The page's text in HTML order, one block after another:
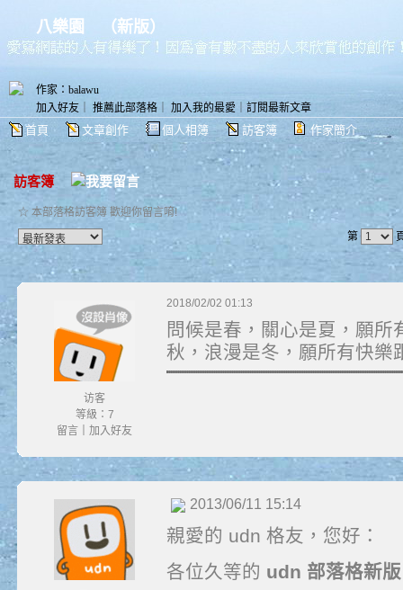
八樂園 （新版）
首頁 文章創作 個人相簿 訪客簿 作家簡介
加入好友 推薦此部落格 加入我的最愛 訂閱最新文章
作家：balawu
訪客簿
☆ 本部落格訪客簿 歡迎你留言唷!
第
访客
等級：7
留言
加入好友
2018/02/02 01:13
問候是春，關心是夏，願
秋，浪漫是冬，願所有快樂
2013/06/11 15:14
親愛的 udn 格友，您好：
各位久等的 udn 部落格新版